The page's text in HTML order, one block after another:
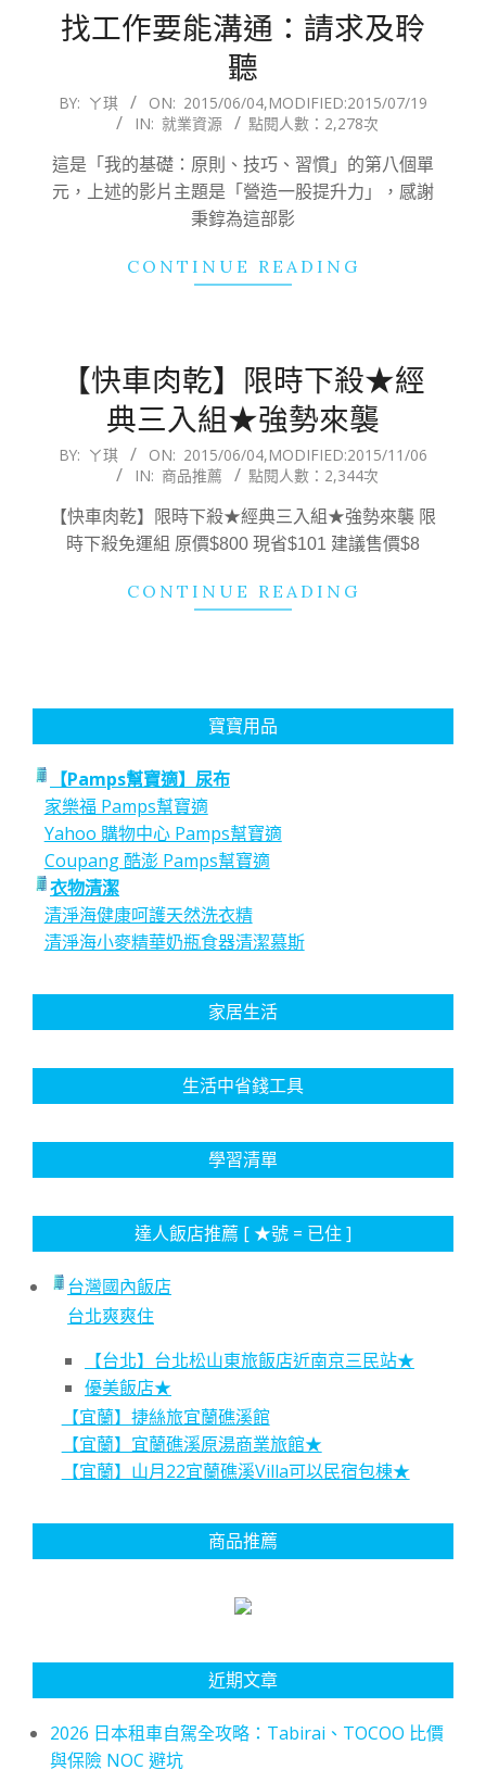
找工作要能溝通：請求及聆
聽
2015-
04
BY: ㄚ琪 ON: 2015/06/04,MODIFIED:2015/07/19
IN: 就業資源 點閱人數：2,278次
這是「我的基礎：原則、技巧、習慣」的第八個單
元，上述的影片主題是「營造一股提升力」，感謝
秉錞為這部影
CONTINUE READING
【快車肉乾】限時下殺★經
典三入組★強勢來襲
2015-
04
BY: ㄚ琪 ON: 2015/06/04,MODIFIED:2015/11/06
IN: 商品推薦 點閱人數：2,344次
【快車肉乾】限時下殺★經典三入組★強勢來襲 限
時下殺免運組 原價$800 現省$101 建議售價$8
CONTINUE READING
寶寶用品
【Pamps幫寶適】尿布
家樂福 Pamps幫寶適
Yahoo 購物中心 Pamps幫寶適
Coupang 酷澎 Pamps幫寶適
衣物清潔
清淨海健康呵護天然洗衣精
清淨海小麥精華奶瓶食器清潔慕斯
家居生活
生活中省錢工具
學習清單
達人飯店推薦 [ ★號 = 已住 ]
台灣國內飯店
台北爽爽住
【台北】台北松山東旅飯店近南京三民站★
優美飯店★
【宜蘭】捷絲旅宜蘭礁溪館
【宜蘭】宜蘭礁溪原湯商業旅館★
【宜蘭】山月22宜蘭礁溪Villa可以民宿包棟★
商品推薦
近期文章
2026 日本租車自駕全攻略：Tabirai、TOCOO 比價
與保險 NOC 避坑